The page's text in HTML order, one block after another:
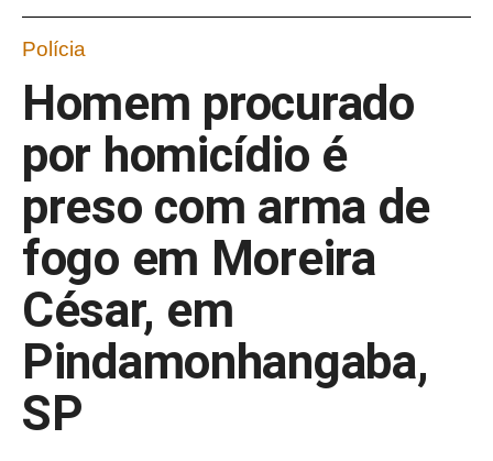
Polícia
Homem procurado
por homicídio é
preso com arma de
fogo em Moreira
César, em
Pindamonhangaba,
SP